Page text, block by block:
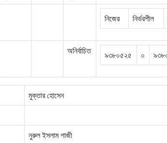
নিজের নির্ভরশীল
অনির্বাচিত ৯৩৮০৫২৫ ০
মুক্তার হোসেন
নুরুল ইসলাম গাজী